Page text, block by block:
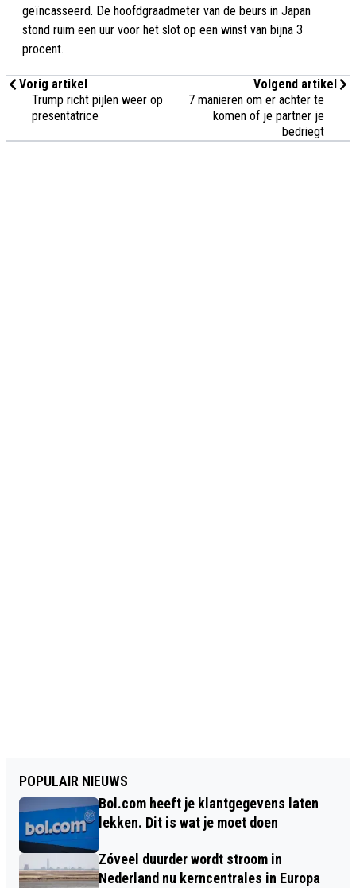
geïncasseerd. De hoofdgraadmeter van de beurs in Japan
stond ruim een uur voor het slot op een winst van bijna 3
procent.
Vorig artikel
Trump richt pijlen weer op
presentatrice
Volgend artikel
7 manieren om er achter te
komen of je partner je
bedriegt
POPULAIR NIEUWS
Bol.com heeft je klantgegevens laten
lekken. Dit is wat je moet doen
Zóveel duurder wordt stroom in
Nederland nu kerncentrales in Europa